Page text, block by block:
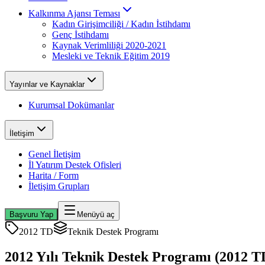
Kalkınma Ajansı Teması
Kadın Girişimciliği / Kadın İstihdamı
Genç İstihdamı
Kaynak Verimliliği 2020-2021
Mesleki ve Teknik Eğitim 2019
Yayınlar ve Kaynaklar
Kurumsal Dokümanlar
İletişim
Genel İletişim
İl Yatırım Destek Ofisleri
Harita / Form
İletişim Grupları
Başvuru Yap Menüyü aç
2012 TD Teknik Destek Programı
2012 Yılı Teknik Destek Programı (2012